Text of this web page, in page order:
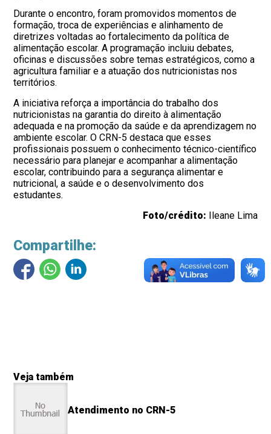
Durante o encontro, foram promovidos momentos de
formação, troca de experiências e alinhamento de
diretrizes voltadas ao fortalecimento da política de
alimentação escolar. A programação incluiu debates,
oficinas e discussões sobre temas estratégicos, como a
agricultura familiar e a atuação dos nutricionistas nos
territórios.
A iniciativa reforça a importância do trabalho dos
nutricionistas na garantia do direito à alimentação
adequada e na promoção da saúde e da aprendizagem no
ambiente escolar. O CRN-5 destaca que esses
profissionais possuem o conhecimento técnico-científico
necessário para planejar e acompanhar a alimentação
escolar, contribuindo para a segurança alimentar e
nutricional, a saúde e o desenvolvimento dos
estudantes.
Foto/crédito: Ileane Lima
Compartilhe:
Veja também
Atendimento no CRN-5